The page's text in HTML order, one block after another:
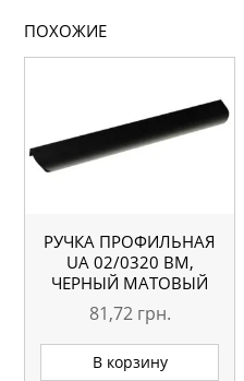
ПОХОЖИЕ
РУЧКА ПРОФИЛЬНАЯ
UA 02/0320 BM,
ЧЕРНЫЙ МАТОВЫЙ
81,72 грн.
В корзину